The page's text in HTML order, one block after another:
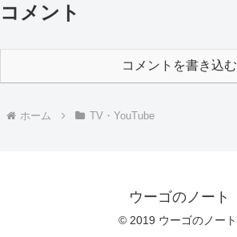
コメント
コメントを書き込む
ホーム TV・YouTube
ウーゴのノート
© 2019 ウーゴのノート.